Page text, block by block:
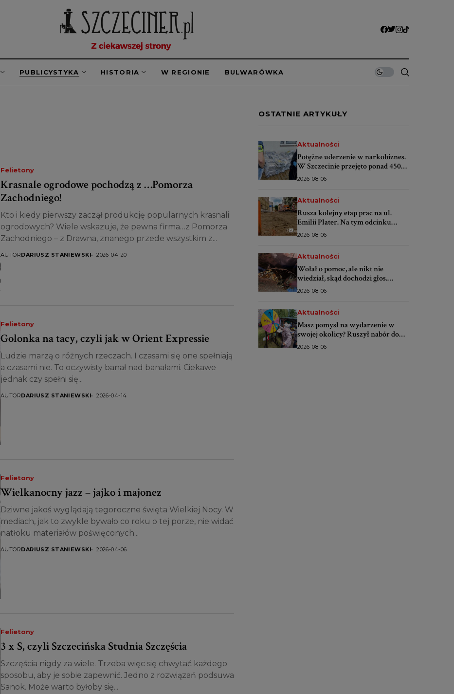
PUBLICYSTYKA HISTORIA W REGIONIE BULWARÓWKA
Felietony
Krasnale ogrodowe pochodzą z …Pomorza
Zachodniego!
Kto i kiedy pierwszy zaczął produkcję popularnych krasnali
ogrodowych? Wiele wskazuje, że pewna firma…z Pomorza
Zachodniego – z Drawna, znanego przede wszystkim z...
AUTORDARIUSZ STANIEWSKI 2026-04-20
Felietony
Golonka na tacy, czyli jak w Orient Expressie
Ludzie marzą o różnych rzeczach. I czasami się one spełniają
a czasami nie. To oczywisty banał nad banałami. Ciekawe
jednak czy spełni się...
AUTORDARIUSZ STANIEWSKI 2026-04-14
Felietony
Wielkanocny jazz – jajko i majonez
Dziwne jakoś wyglądają tegoroczne święta Wielkiej Nocy. W
mediach, jak to zwykle bywało co roku o tej porze, nie widać
natłoku materiałów poświęconych...
AUTORDARIUSZ STANIEWSKI 2026-04-06
Felietony
3 x S, czyli Szczecińska Studnia Szczęścia
Szczęścia nigdy za wiele. Trzeba więc się chwytać każdego
sposobu, aby je sobie zapewnić. Jedno z rozwiązań podsuwa
Sanok. Może warto byłoby się...
OSTATNIE ARTYKUŁY
Aktualności
Potężne uderzenie w narkobiznes.
W Szczecinie przejęto ponad 450
kilogramów narkotyków
2026-08-06
Aktualności
Rusza kolejny etap prac na ul.
Emilii Plater. Na tym odcinku
lepiej nie parkować
2026-08-06
Aktualności
Wołał o pomoc, ale nikt nie
wiedział, skąd dochodzi głos.
Policjanci odnaleźli mężczyznę w
2026-08-06
Aktualności
Masz pomysł na wydarzenie w
swojej okolicy? Ruszył nabór do
projektu „SMS do lokalsów”
2026-08-06